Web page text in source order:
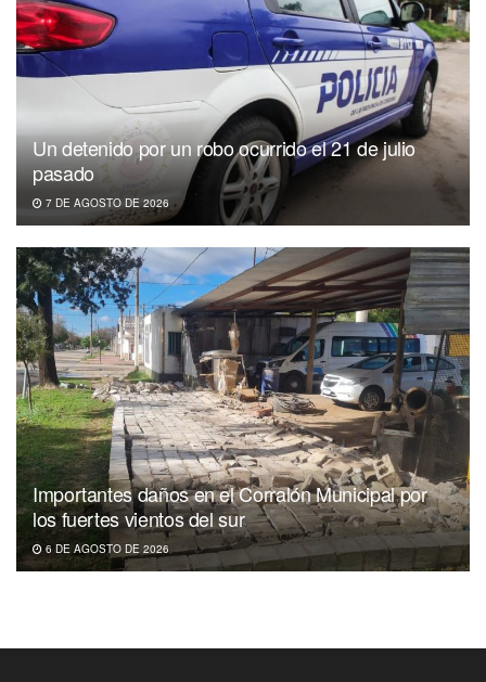
Un detenido por un robo ocurrido el 21 de julio
pasado
7 DE AGOSTO DE 2026
Importantes daños en el Corralón Municipal por
los fuertes vientos del sur
6 DE AGOSTO DE 2026